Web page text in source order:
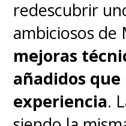
mucho
realmente
le aplicas un
software,
rendimiento
redescubrir
ambiciosos
mejoras
añadidos
experiencia.